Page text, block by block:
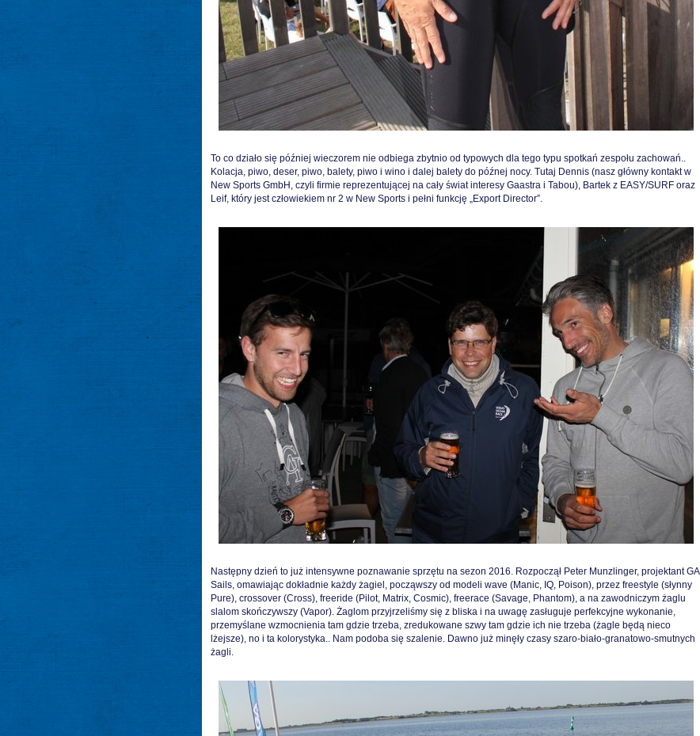
To co działo się później wieczorem nie odbiega zbytnio od typowych dla tego typu spotkań zespołu zachowań..
Kolacja, piwo, deser, piwo, balety, piwo i wino i dalej balety do późnej nocy. Tutaj Dennis (nasz główny kontakt w
New Sports GmbH, czyli firmie reprezentującej na cały świat interesy Gaastra i Tabou), Bartek z EASY/SURF oraz
Leif, który jest człowiekiem nr 2 w New Sports i pełni funkcję „Export Director”.
Następny dzień to już intensywne poznawanie sprzętu na sezon 2016. Rozpoczął Peter Munzlinger, projektant GA
Sails, omawiając dokładnie każdy żagiel, począwszy od modeli wave (Manic, IQ, Poison), przez freestyle (słynny
Pure), crossover (Cross), freeride (Pilot, Matrix, Cosmic), freerace (Savage, Phantom), a na zawodniczym żaglu
slalom skończywszy (Vapor). Żaglom przyjrzeliśmy się z bliska i na uwagę zasługuje perfekcyjne wykonanie,
przemyślane wzmocnienia tam gdzie trzeba, zredukowane szwy tam gdzie ich nie trzeba (żagle będą nieco
lżejsze), no i ta kolorystyka.. Nam podoba się szalenie. Dawno już minęły czasy szaro-biało-granatowo-smutnych
żagli.